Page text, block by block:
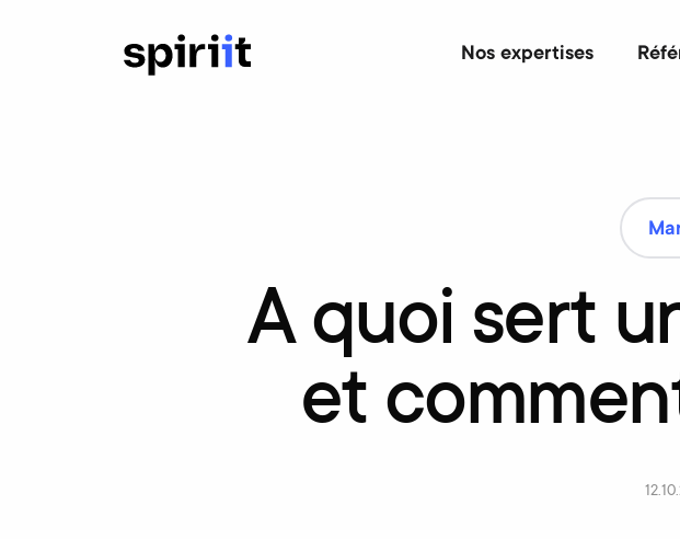
Nos expertises
À quoi sert
et